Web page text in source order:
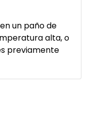
un paño de
alta, o
previamente